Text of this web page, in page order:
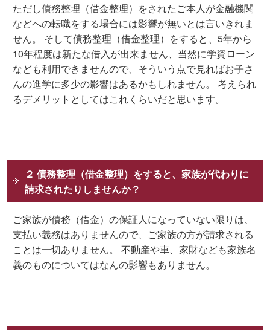
ただし債務整理（借金整理）をされたご本人が金融機関
などへの転職をする場合には影響が無いとは言いきれま
せん。 そして債務整理（借金整理）をすると、5年から
10年程度は新たな借入が出来ません、当然に学資ローン
なども利用できませんので、そういう点で見ればお子さ
んの進学に多少の影響はあるかもしれません。 考えられ
るデメリットとしてはこれくらいだと思います。
２ 債務整理（借金整理）をすると、家族が代わりに
請求されたりしませんか？
ご家族が債務（借金）の保証人になっていない限りは、
支払い義務はありませんので、ご家族の方が請求される
ことは一切ありません。 不動産や車、家財なども家族名
義のものについてはなんの影響もありません。